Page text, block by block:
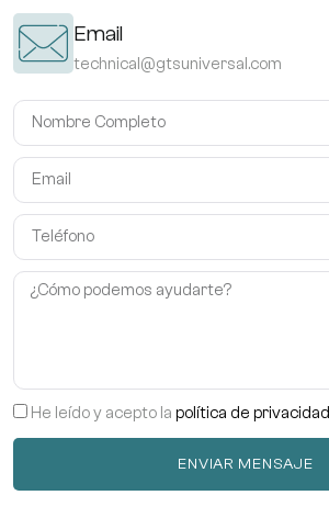
Email
technical@gtsuniversal.com
He leído y acepto la política de privacidad
ENVIAR MENSAJE